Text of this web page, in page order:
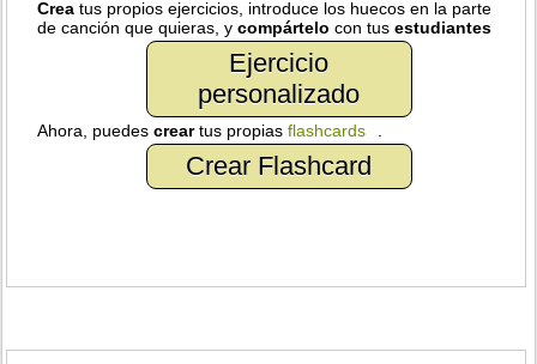
Crea tus propios ejercicios, introduce los huecos en la parte
de canción que quieras, ycompártelo con tusestudiantes
Ejercicio
personalizado
Ahora, puedescreartus propiasflashcards
Crear Flashcard